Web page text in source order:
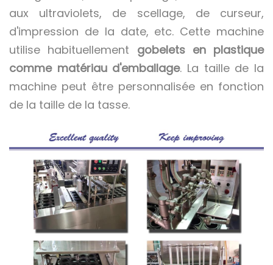
aux ultraviolets, de scellage, de curseur,
d'impression de la date, etc. Cette machine
utilise habituellement gobelets en plastique
comme matériau d'emballage. La taille de la
machine peut être personnalisée en fonction
de la taille de la tasse.